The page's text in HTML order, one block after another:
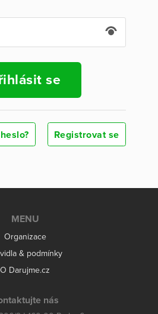
se
Registrovat se
MENU
Organizace
& podmínky
O Darujme.cz
nás